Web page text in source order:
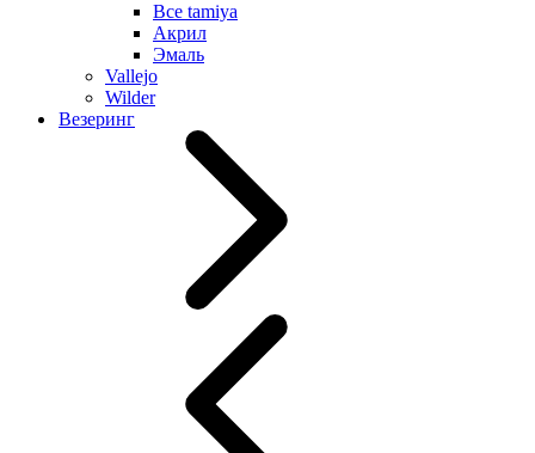
Все tamiya
Акрил
Эмаль
Vallejo
Wilder
Везеринг